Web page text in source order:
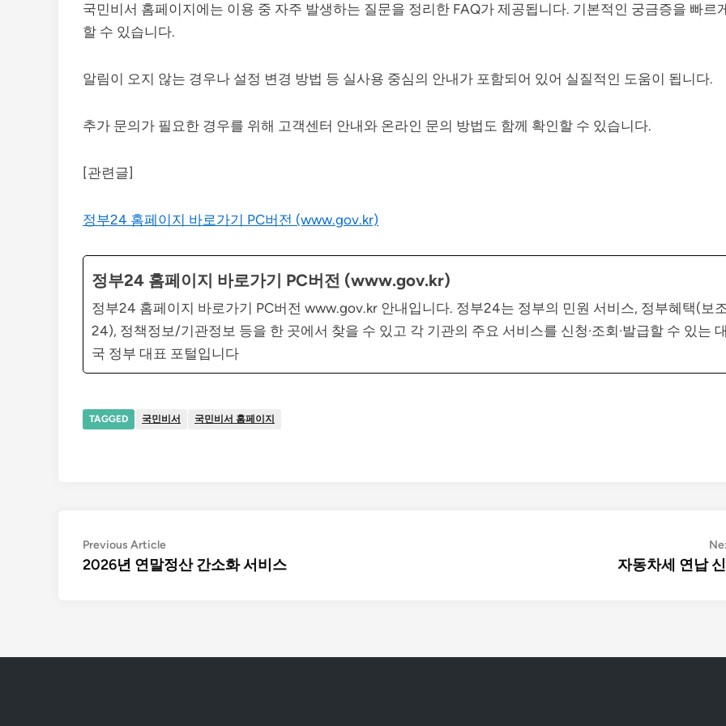
국민비서 홈페이지에는 이용 중 자주 발생하는 질문을 정리한 FAQ가 제공됩니다. 기본적인 궁금증을 빠르
할 수 있습니다.
알림이 오지 않는 경우나 설정 변경 방법 등 실사용 중심의 안내가 포함되어 있어 실질적인 도움이 됩니다.
추가 문의가 필요한 경우를 위해 고객센터 안내와 온라인 문의 방법도 함께 확인할 수 있습니다.
[관련글]
정부24 홈페이지 바로가기 PC버전 (www.gov.kr)
정부24 홈페이지 바로가기 PC버전 (www.gov.kr)
정부24 홈페이지 바로가기 PC버전 www.gov.kr 안내입니다. 정부24는 정부의 민원 서비스, 정부혜택(보
24), 정책정보/기관정보 등을 한 곳에서 찾을 수 있고 각 기관의 주요 서비스를 신청·조회·발급할 수 있는
국 정부 대표 포털입니다
TAGGED 국민비서 국민비서 홈페이지
글
Previous ArticlePrevious
article:
2026년 연말정산 간소화 서비스 자동차세 연납